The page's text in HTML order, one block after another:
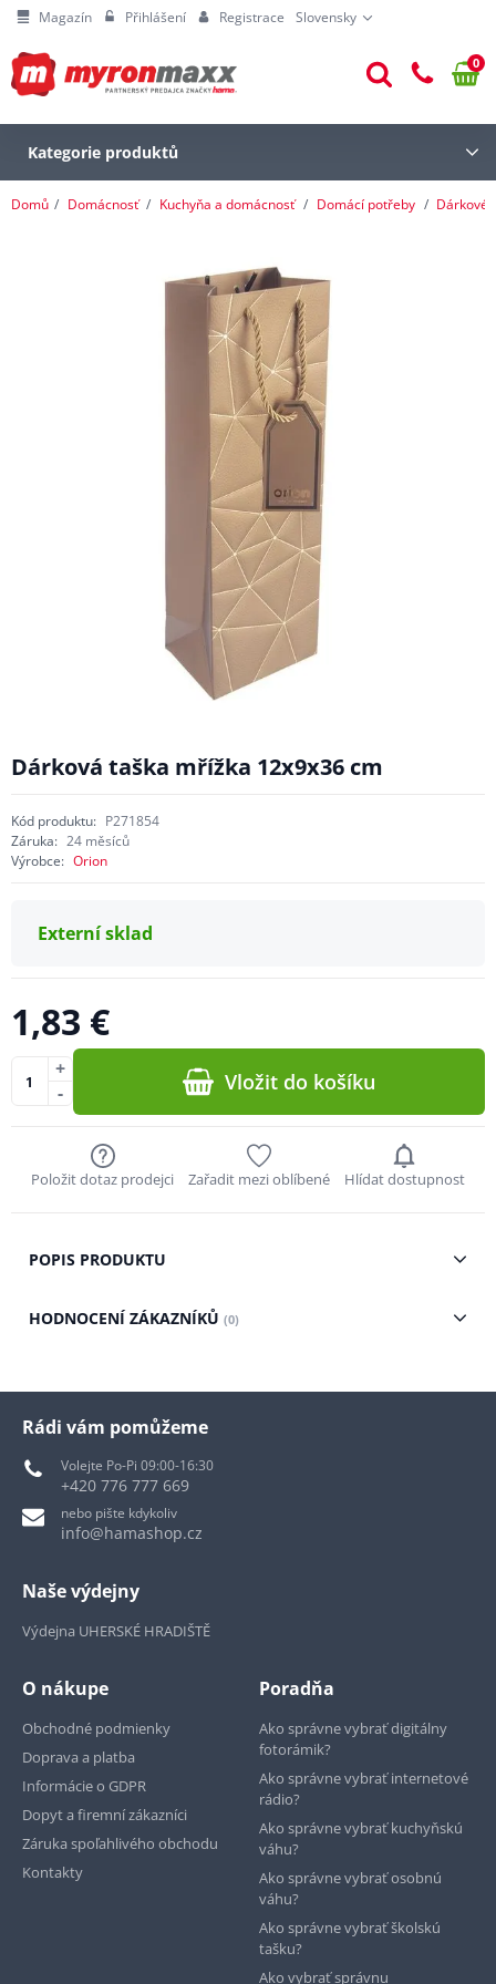
Magazín Přihlášení Registrace Slovensky
0
Kategorie produktů
Domů Domácnosť Kuchyňa a domácnosť Domácí potřeby Dárkové
Dárková taška mřížka 12x9x36 cm
Kód produktu: P271854
Záruka: 24 měsíců
Výrobce: Orion
Externí sklad
1,83 €
-
+ Vložit do košíku
Položit dotaz prodejci Zařadit mezi oblíbené Hlídat dostupnost
POPIS PRODUKTU
HODNOCENÍ ZÁKAZNÍKŮ (0)
Rádi vám pomůžeme
Volejte Po-Pi 09:00-16:30
+420 776 777 669
nebo pište kdykoliv
info@hamashop.cz
Naše výdejny
Výdejna UHERSKÉ HRADIŠTĚ
O nákupe
Obchodné podmienky
Doprava a platba
Informácie o GDPR
Dopyt a firemní zákazníci
Záruka spoľahlivého obchodu
Kontakty
Poradňa
Ako správne vybrať digitálny
fotorámik?
Ako správne vybrať internetové
rádio?
Ako správne vybrať kuchyňskú
váhu?
Ako správne vybrať osobnú
váhu?
Ako správne vybrať školskú
tašku?
Ako vybrať správnu